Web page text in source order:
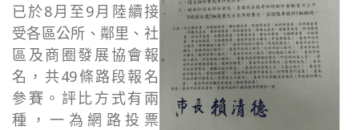
已於8月至9月陸續接
受各區公所、鄰里、社
區及商圈發展協會報
名，共49條路段報名
參賽。評比方式有兩
種，一為網路投票